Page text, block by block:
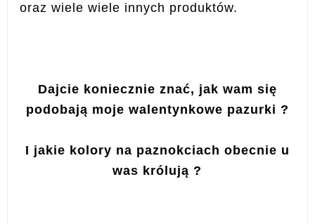
oraz wiele wiele innych produktów.
Dajcie koniecznie znać, jak wam się
podobają moje walentynkowe pazurki ?
I jakie kolory na paznokciach obecnie u
was królują ?